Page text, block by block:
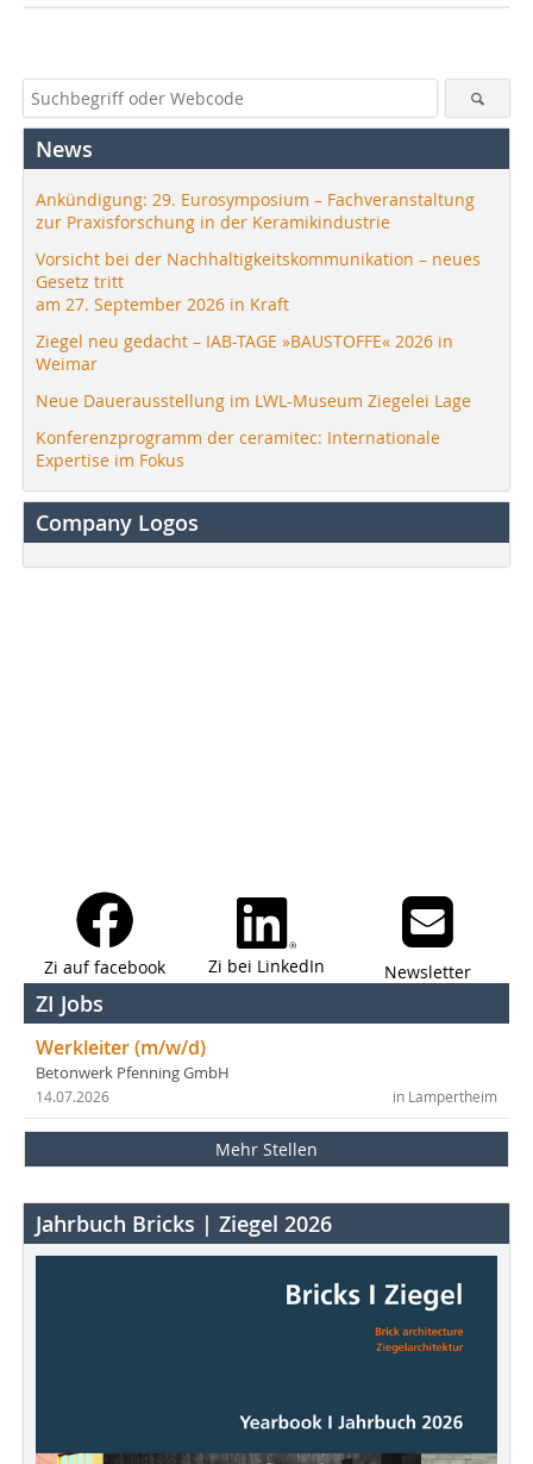
News
Ankündigung: 29. Eurosymposium – Fachveranstaltung
zur Praxisforschung in der Keramikindustrie
Vorsicht bei der Nachhaltigkeitskommunikation – neues
Gesetz tritt
am 27. September 2026 in Kraft
Ziegel neu gedacht – IAB-TAGE »BAUSTOFFE« 2026 in
Weimar
Neue Dauerausstellung im LWL-Museum Ziegelei Lage
Konferenzprogramm der ceramitec: Internationale
Expertise im Fokus
Company Logos
Zi auf facebook Zi bei LinkedIn Newsletter
ZI Jobs
Werkleiter (m/w/d)
Betonwerk Pfenning GmbH
in Lampertheim
14.07.2026
Mehr Stellen
Jahrbuch Bricks | Ziegel 2026